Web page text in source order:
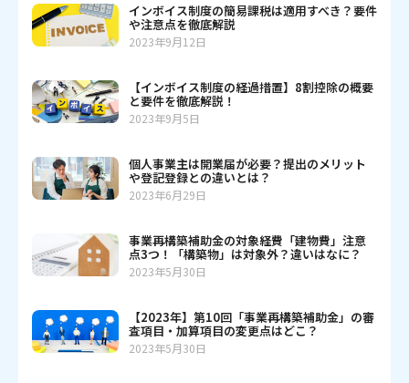
インボイス制度の簡易課税は適用すべき？要件
や注意点を徹底解説
2023年9月12日
【インボイス制度の経過措置】8割控除の概要
と要件を徹底解説！
2023年9月5日
個人事業主は開業届が必要？提出のメリット
や登記登録との違いとは？
2023年6月29日
事業再構築補助金の対象経費「建物費」注意
点3つ！「構築物」は対象外？違いはなに？
2023年5月30日
【2023年】第10回「事業再構築補助金」の審
査項目・加算項目の変更点はどこ？
2023年5月30日